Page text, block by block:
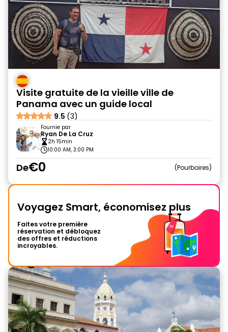
Visite gratuite de la vieille ville de
Panama avec un guide local
9.5 (3)
Fournie par
Ryan De La Cruz
2h 15min
10:00 AM, 3:00 PM
De€0 Pourboires
Voyagez Smart, économisez plus
Faites votre première
réservation et débloquez
des offres et réductions
incroyables.